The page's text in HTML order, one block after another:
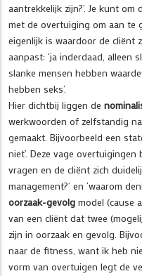
aantrekkelijk zijn?’. Je kunt
met de overtuiging om aan te
eigenlijk is waardoor de cliënt
aanpast: ‘ja inderdaad, alleen
slanke mensen hebben
hebben seks’.
Hier dichtbij liggen de
werkwoorden of zelfstandig
gemaakt. Bijvoorbeeld een
niet’. Deze vage
vragen en de cliënt zich
management?’ en ‘waarom
oorzaak-gevolg model (cause
van een cliënt dat twee
zijn in oorzaak en gevolg.
naar de fitness, want ik heb
vorm van overtuigen legt de